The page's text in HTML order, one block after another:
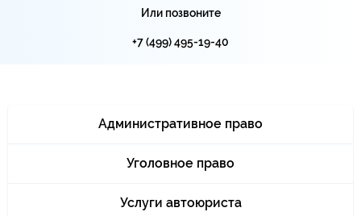
Или позвоните
+7 (499) 495-19-40
Административное право
Уголовное право
Услуги автоюриста